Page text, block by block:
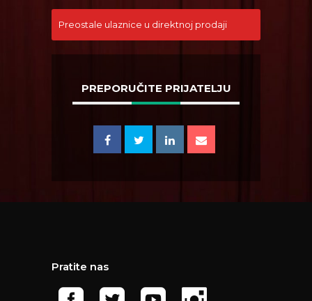
Preostale ulaznice u direktnoj prodaji
PREPORUČITE PRIJATELJU
Pratite nas